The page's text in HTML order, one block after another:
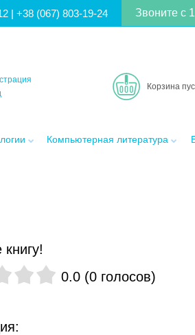
Звоните с
|+38 (067) 803-19-24
Корзина
Компьютерная литература
0.0 (0 голосов)